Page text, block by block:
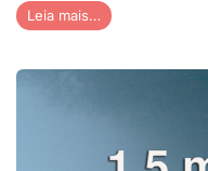
Leia mais…